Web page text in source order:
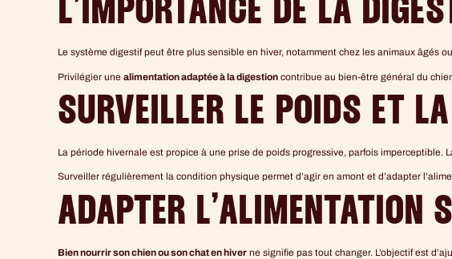
L’IMPORTANCE DE LA
Le système digestif peut être plus sensible en hiver, notamment chez les animaux âgés
Privilégier une alimentation adaptée à la digestion contribue au bien-être général du
SURVEILLER LE POIDS ET
La période hivernale est propice à une prise de poids progressive, parfois
Surveiller régulièrement la condition physique permet d’agir en amont et d’adapter
ADAPTER L’ALIMENTATION
Bien nourrir son chien ou son chat en hiver ne signifie pas tout changer. L’objectif est